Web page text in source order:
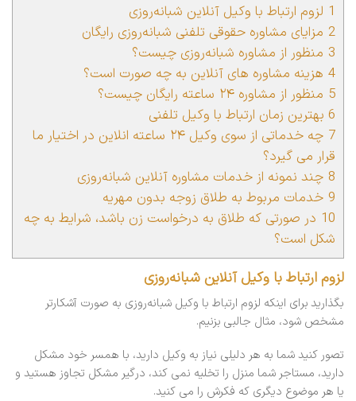
1 لزوم ارتباط با وکیل آنلاین شبانه‌روزی
2 مزایای مشاوره حقوقی تلفنی شبانه‌روزی رایگان
3 منظور از مشاوره شبانه‌روزی چیست؟
4 هزینه مشاوره های آنلاین به چه صورت است؟
5 منظور از مشاوره ۲۴ ساعته رایگان چیست؟
6 بهترین زمان ارتباط با وکیل تلفنی
7
چه خدماتی از سوی وکیل ۲۴ ساعته انلاین در اختیار ما
قرار می گیرد؟
8 چند نمونه از خدمات مشاوره آنلاین شبانه‌روزی
9 خدمات مربوط به طلاق زوجه بدون مهریه
10 در صورتی که طلاق به درخواست زن باشد، شرایط به چه
شکل است؟
لزوم ارتباط با وکیل آنلاین شبانه‌روزی
بگذارید برای اینکه لزوم ارتباط با وکیل شبانه‌روزی به صورت آشکارتر
مشخص شود، مثال جالبی بزنیم.
تصور کنید شما به هر دلیلی نیاز به وکیل دارید، با همسر خود مشکل
دارید، مستاجر شما منزل را تخلیه نمی کند، درگیر مشکل تجاوز هستید و
یا هر موضوع دیگری که فکرش را می کنید.